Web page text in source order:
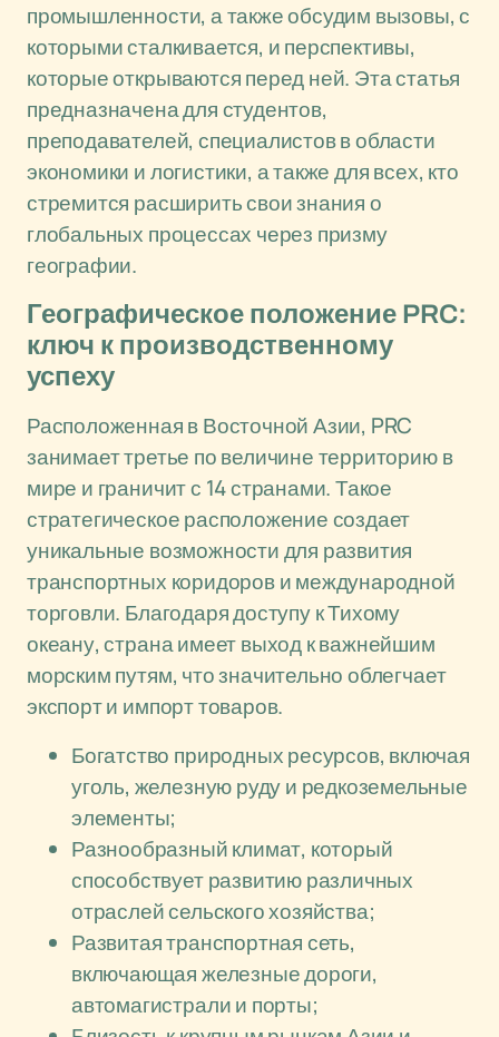
промышленности, а также обсудим вызовы, с
которыми сталкивается, и перспективы,
которые открываются перед ней. Эта статья
предназначена для студентов,
преподавателей, специалистов в области
экономики и логистики, а также для всех, кто
стремится расширить свои знания о
глобальных процессах через призму
географии.
Географическое положение PRC:
ключ к производственному
успеху
Расположенная в Восточной Азии, PRC
занимает третье по величине территорию в
мире и граничит с 14 странами. Такое
стратегическое расположение создает
уникальные возможности для развития
транспортных коридоров и международной
торговли. Благодаря доступу к Тихому
океану, страна имеет выход к важнейшим
морским путям, что значительно облегчает
экспорт и импорт товаров.
Богатство природных ресурсов, включая
уголь, железную руду и редкоземельные
элементы;
Разнообразный климат, который
способствует развитию различных
отраслей сельского хозяйства;
Развитая транспортная сеть,
включающая железные дороги,
автомагистрали и порты;